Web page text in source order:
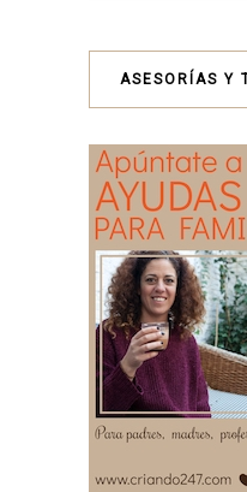
ASESORÍAS Y